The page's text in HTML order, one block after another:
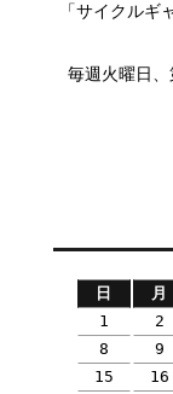
「サイクル
毎週火曜日
営
日 月
1
2
8
9
15
16